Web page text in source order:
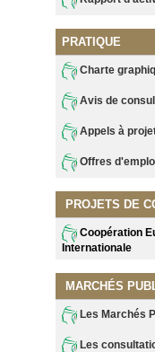
PRATIQUE
Charte
Avis de
Appels à
Offres
PROJETS DE
Coopération
Internationale
MARCHÉS
Les Marchés
Les